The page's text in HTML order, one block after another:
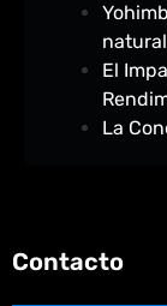
natural
El
La
Contacto